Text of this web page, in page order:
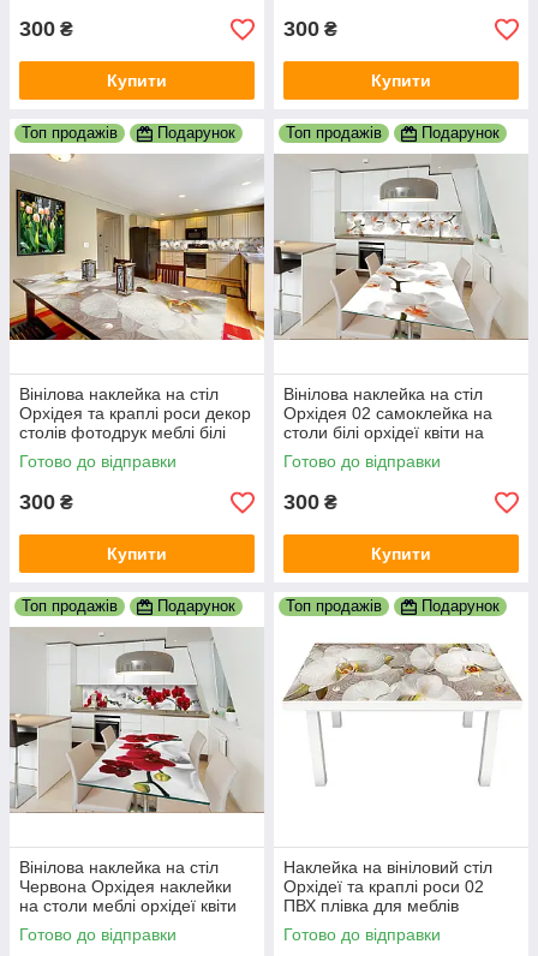
300 ₴
Купити
300 ₴
Купити
Топ продажів Подарунок
Вінілова наклейка на стіл
Орхідея та краплі роси декор
столів фотодрук меблі білі
орхідеї квіти 600х1200 мм
Готово до відправки
300 ₴
Купити
Топ продажів Подарунок
Вінілова наклейка на стіл
Орхідея 02 самоклейка на
столи білі орхідеї квіти на
білому тлі 600х1200 мм
Готово до відправки
300 ₴
Купити
Топ продажів Подарунок
Вінілова наклейка на стіл
Червона Орхідея наклейки
на столи меблі орхідеї квіти
на білому тлі 600х1200 мм
Готово до відправки
Топ продажів Подарунок
Наклейка на вініловий стіл
Орхідеї та краплі роси 02
ПВХ плівка для меблів
інтер'єрна 3D бежевий
600х1200 мм
Готово до відправки